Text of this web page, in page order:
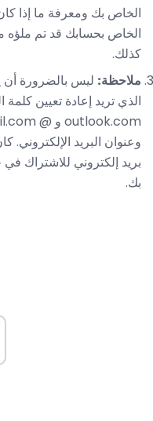
الخاص بك ومعرفة ما إذا كان
الخاص بحسابك قد تم ملؤه
كذلك.
ملاحظة:
الذي تريد إعادة تعيين
وعنوان البريد الإلكتروني.
بك.